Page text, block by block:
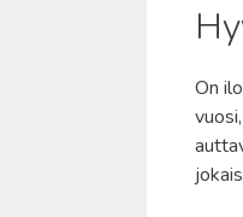
On